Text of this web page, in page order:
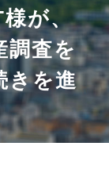
が、
調査を
きを進